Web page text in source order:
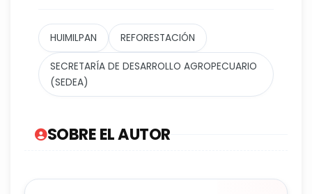
HUIMILPAN REFORESTACIÓN
SECRETARÍA DE DESARROLLO AGROPECUARIO
(SEDEA)
SOBRE EL AUTOR